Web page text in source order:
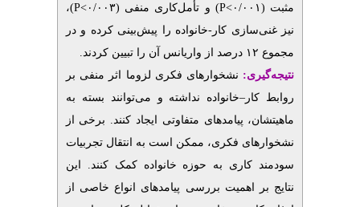
مثبت (۰/۰۰۱>
P) و تأمل‌کاری منفی (۰/۰۰۳> P)،
نیز غنی‌سازی کار-خانواده را پیش‌بینی کرده و در
مجموع ۱۲ درصد از واریانس آن را تبیین کردند.
نتیجه‌‌گیری: نشخوارهای فکری لزوما اثر منفی بر
روابط کار –خانواده نداشته و می‌توانند بسته به
ماهیتشان، پیامدهای متفاوتی ایجاد کنند. برخی از
نشخوارهای فکری، ممکن است به انتقال تجربیات
سودمند کاری به حوزه خانواده کمک کنند.
این
نتایج بر اهمیت بررسی پیامدهای انواع خاصی از